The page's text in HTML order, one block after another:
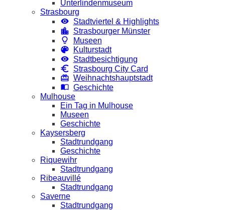
Unterlindenmuseum
Strasbourg
Stadtviertel & Highlights
Strasbourger Münster
Museen
Kulturstadt
Stadtbesichtigung
Strasbourg City Card
Weihnachtshauptstadt
Geschichte
Mulhouse
Ein Tag in Mulhouse
Museen
Geschichte
Kaysersberg
Stadtrundgang
Geschichte
Riquewihr
Stadtrundgang
Ribeauvillé
Stadtrundgang
Saverne
Stadtrundgang